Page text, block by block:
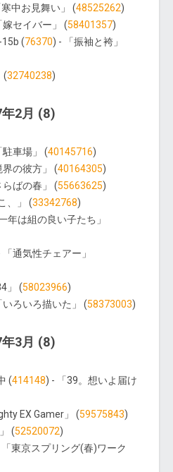
寒中お見舞い」 (48525262)
嫁セイバー」 (58401357)
(76370) - 「振袖と袴」
(32740238)
年2月 (8)
駐車場」 (40145716)
界の彼方」 (40164305)
らばの春」 (55663625)
、」 (33342768)
年は組の良い子たち」
「通気性チェアー」
」 (58023966)
いろいろ描いた」 (58373003)
年3月 (8)
(414148) - 「39。想いよ届け
EX Gamer」 (59575843)
(52520072)
「東京スプリング(春)ワーク